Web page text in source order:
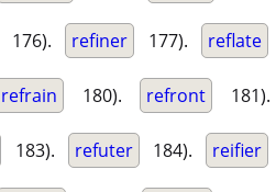
176). refiner 177). reflate
refrain 180). refront 181).
183). refuter 184). reifier